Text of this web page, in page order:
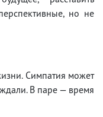
но не
Симпатия может
В паре — время